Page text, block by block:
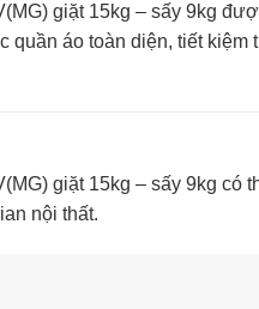
giặt 15kg – sấy 9kg
quần áo toàn diện, tiết
giặt 15kg – sấy 9kg
nội thất.